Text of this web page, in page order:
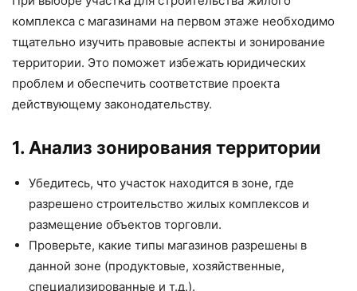
комплекса с магазинами на первом этаже необходимо
тщательно изучить правовые аспекты и зонирование
территории. Это поможет избежать юридических
проблем и обеспечить соответствие проекта
действующему законодательству.
1. Анализ зонирования территории
Убедитесь, что участок находится в зоне, где
разрешено строительство жилых комплексов и
размещение объектов торговли.
Проверьте, какие типы магазинов разрешены в
данной зоне (продуктовые, хозяйственные,
специализированные и т.д.).